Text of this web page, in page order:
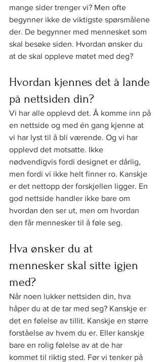
mange sider trenger vi? Men ofte
begynner ikke de viktigste spørsmålene
der. De begynner med mennesket som
skal besøke siden. Hvordan ønsker du
at de skal oppleve møtet med deg?
Hvordan kjennes det å lande
på nettsiden din?
Vi har alle opplevd det. Å komme inn på
en nettside og med én gang kjenne at
vi har lyst til å bli værende. Og vi har
opplevd det motsatte. Ikke
nødvendigvis fordi designet er dårlig,
men fordi vi ikke helt finner ro. Kanskje
er det nettopp der forskjellen ligger. En
god nettside handler ikke bare om
hvordan den ser ut, men om hvordan
den får mennesker til å føle seg.
Hva ønsker du at
mennesker skal sitte igjen
med?
Når noen lukker nettsiden din, hva
håper du at de tar med seg? Kanskje er
det en følelse av tillit. Kanskje en større
forståelse av hvem du er. Eller kanskje
bare en rolig følelse av at de har
kommet til riktig sted. Før vi tenker på